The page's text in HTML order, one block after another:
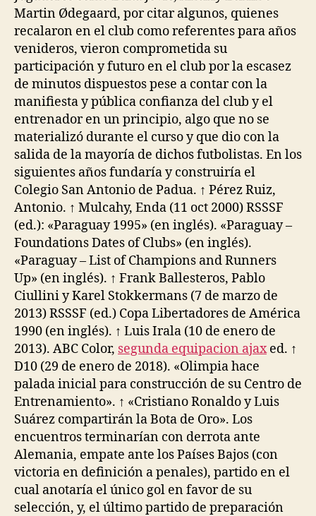
Martin Ødegaard, por citar algunos, quienes
recalaron en el club como referentes para años
venideros, vieron comprometida su
participación y futuro en el club por la escasez
de minutos dispuestos pese a contar con la
manifiesta y pública confianza del club y el
entrenador en un principio, algo que no se
materializó durante el curso y que dio con la
salida de la mayoría de dichos futbolistas. En los
siguientes años fundaría y construiría el
Colegio San Antonio de Padua. ↑ Pérez Ruiz,
Antonio. ↑ Mulcahy, Enda (11 oct 2000) RSSSF
(ed.): «Paraguay 1995» (en inglés). «Paraguay –
Foundations Dates of Clubs» (en inglés).
«Paraguay – List of Champions and Runners
Up» (en inglés). ↑ Frank Ballesteros, Pablo
Ciullini y Karel Stokkermans (7 de marzo de
2013) RSSSF (ed.) Copa Libertadores de América
1990 (en inglés). ↑ Luis Irala (10 de enero de
2013). ABC Color, segunda equipacion ajaxed. ↑
D10 (29 de enero de 2018). «Olimpia hace
palada inicial para construcción de su Centro de
Entrenamiento». ↑ «Cristiano Ronaldo y Luis
Suárez compartirán la Bota de Oro». Los
encuentros terminarían con derrota ante
Alemania, empate ante los Países Bajos (con
victoria en definición a penales), partido en el
cual anotaría el único gol en favor de su
selección, y, el último partido de preparación